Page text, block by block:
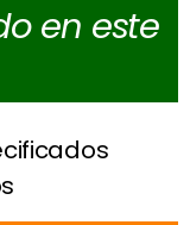
en este